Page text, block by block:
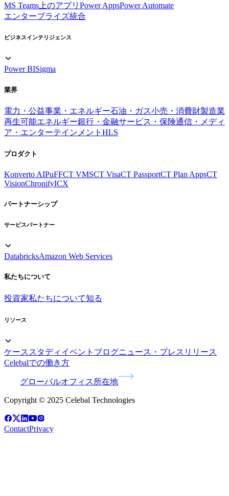
MS Teams上のアプリ Power AppsPower Automate
エンタープライズ統合
ビジネスインテリジェンス
Power BISigma
業界
電力・公益事業・エネルギー石油・ガス小売・消費財製造業
再生可能エネルギー銀行・金融サービス・保険通信・メディ
ア・エンターテインメント HLS
プロダクト
Konverto AIPuFFCT VMSCT VisaCT PassportCT Plan AppsCT
VisionChronifyICX
パートナーシップ
サービスパートナー
DatabricksAmazon Web Services
私たちについて
投資家私たちについて知る
リソース
ケーススタディ イベント ブログニュース・プレスリリース
Celebalでの働き方
グローバルオフィス所在地
Copyright © 2025 Celebal Technologies
ContactPrivacy